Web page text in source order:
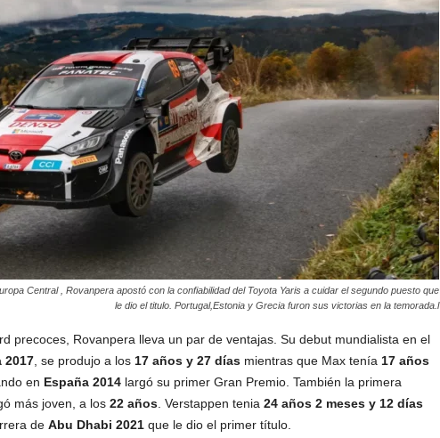
Central , Rovanpera apostó con la confiabilidad del Toyota Yaris a cuidar el segundo puesto que
le dio el titulo. Portugal,Estonia y Grecia furon sus victorias en la temorada.l
precoces, Rovanpera lleva un par de ventajas. Su debut mundialista en el
2017, se produjo a los 17 años y 27 días mientras que Max tenía 17 años
en España 2014largó su primer Gran Premio. También la primera
más joven, a los 22 años. Verstappen tenia 24 años 2 meses y 12 días
de Abu Dhabi 2021que le dio el primer título.